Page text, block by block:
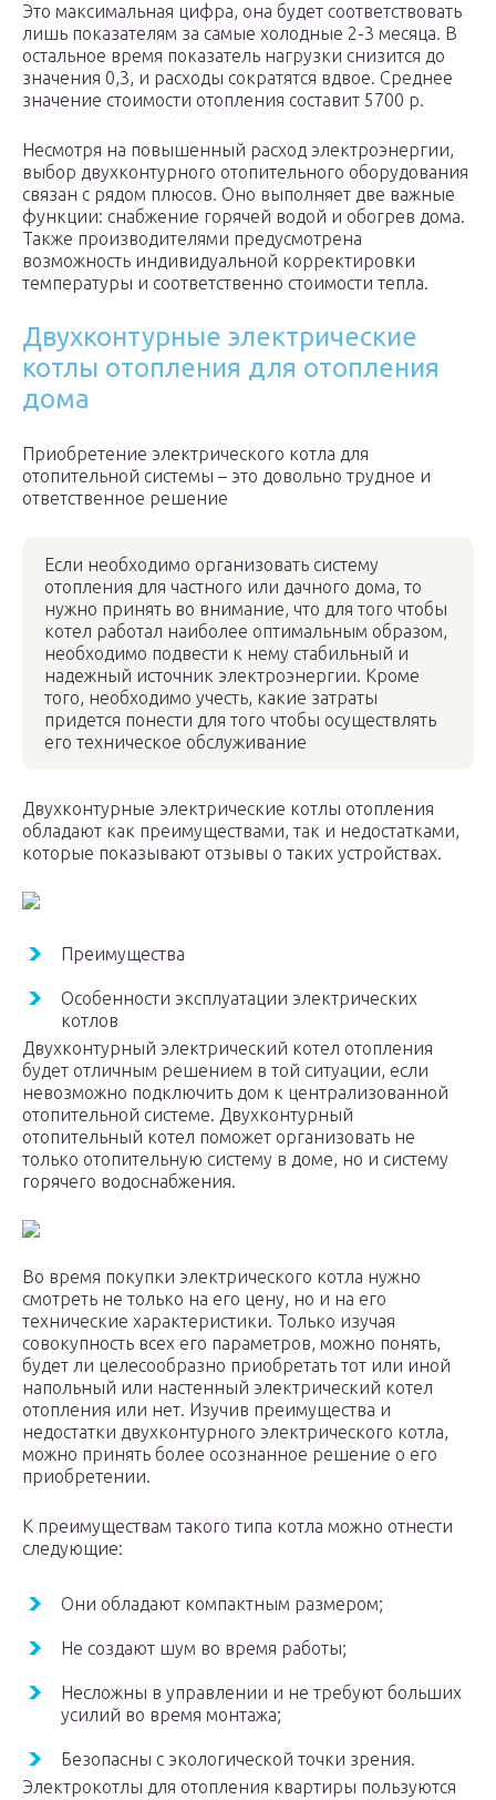
Это максимальная цифра, она будет соответствовать
лишь показателям за самые холодные 2-3 месяца. В
остальное время показатель нагрузки снизится до
значения 0,3, и расходы сократятся вдвое. Среднее
значение стоимости отопления составит 5700 р.
Несмотря на повышенный расход электроэнергии,
выбор двухконтурного отопительного оборудования
связан с рядом плюсов. Оно выполняет две важные
функции: снабжение горячей водой и обогрев дома.
Также производителями предусмотрена
возможность индивидуальной корректировки
температуры и соответственно стоимости тепла.
Двухконтурные электрические
котлы отопления для отопления
дома
Приобретение электрического котла для
отопительной системы – это довольно трудное и
ответственное решение
Если необходимо организовать систему
отопления для частного или дачного дома, то
нужно принять во внимание, что для того чтобы
котел работал наиболее оптимальным образом,
необходимо подвести к нему стабильный и
надежный источник электроэнергии. Кроме
того, необходимо учесть, какие затраты
придется понести для того чтобы осуществлять
его техническое обслуживание
Двухконтурные электрические котлы отопления
обладают как преимуществами, так и недостатками,
которые показывают отзывы о таких устройствах.
Преимущества
Особенности эксплуатации электрических
котлов
Двухконтурный электрический котел отопления
будет отличным решением в той ситуации, если
невозможно подключить дом к централизованной
отопительной системе. Двухконтурный
отопительный котел поможет организовать не
только отопительную систему в доме, но и систему
горячего водоснабжения.
Во время покупки электрического котла нужно
смотреть не только на его цену, но и на его
технические характеристики. Только изучая
совокупность всех его параметров, можно понять,
будет ли целесообразно приобретать тот или иной
напольный или настенный электрический котел
отопления или нет. Изучив преимущества и
недостатки двухконтурного электрического котла,
можно принять более осознанное решение о его
приобретении.
К преимуществам такого типа котла можно отнести
следующие:
Они обладают компактным размером;
Не создают шум во время работы;
Несложны в управлении и не требуют больших
усилий во время монтажа;
Безопасны с экологической точки зрения.
Электрокотлы для отопления квартиры пользуются